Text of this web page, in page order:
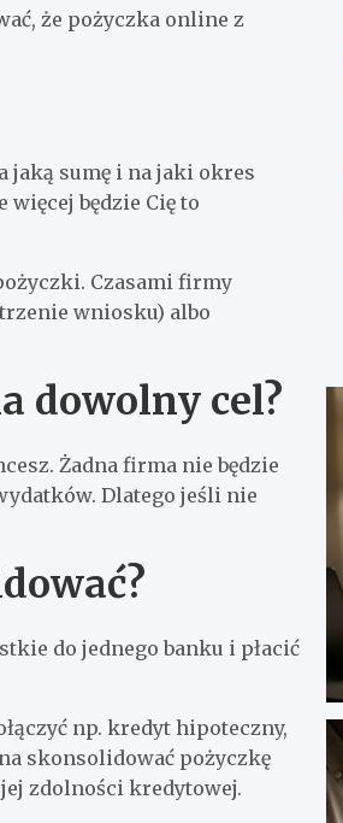
że pożyczka online z
jaką sumę i na jaki okres
więcej będzie Cię to
Czasami firmy
wniosku) albo
dowolny cel?
Żadna firma nie będzie
Dlatego jeśli nie
do jednego banku i płacić
np. kredyt hipoteczny,
skonsolidować pożyczkę
zdolności kredytowej.